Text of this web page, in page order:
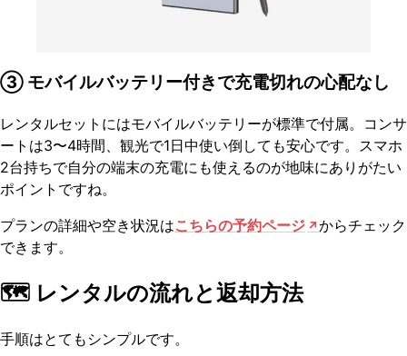
③ モバイルバッテリー付きで充電切れの心配なし
レンタルセットにはモバイルバッテリーが標準で付属。コンサ
ートは3〜4時間、観光で1日中使い倒しても安心です。スマホ
2台持ちで自分の端末の充電にも使えるのが地味にありがたい
ポイントですね。
プランの詳細や空き状況はこちらの予約ページ
からチェック
できます。
🗺️ レンタルの流れと返却方法
手順はとてもシンプルです。